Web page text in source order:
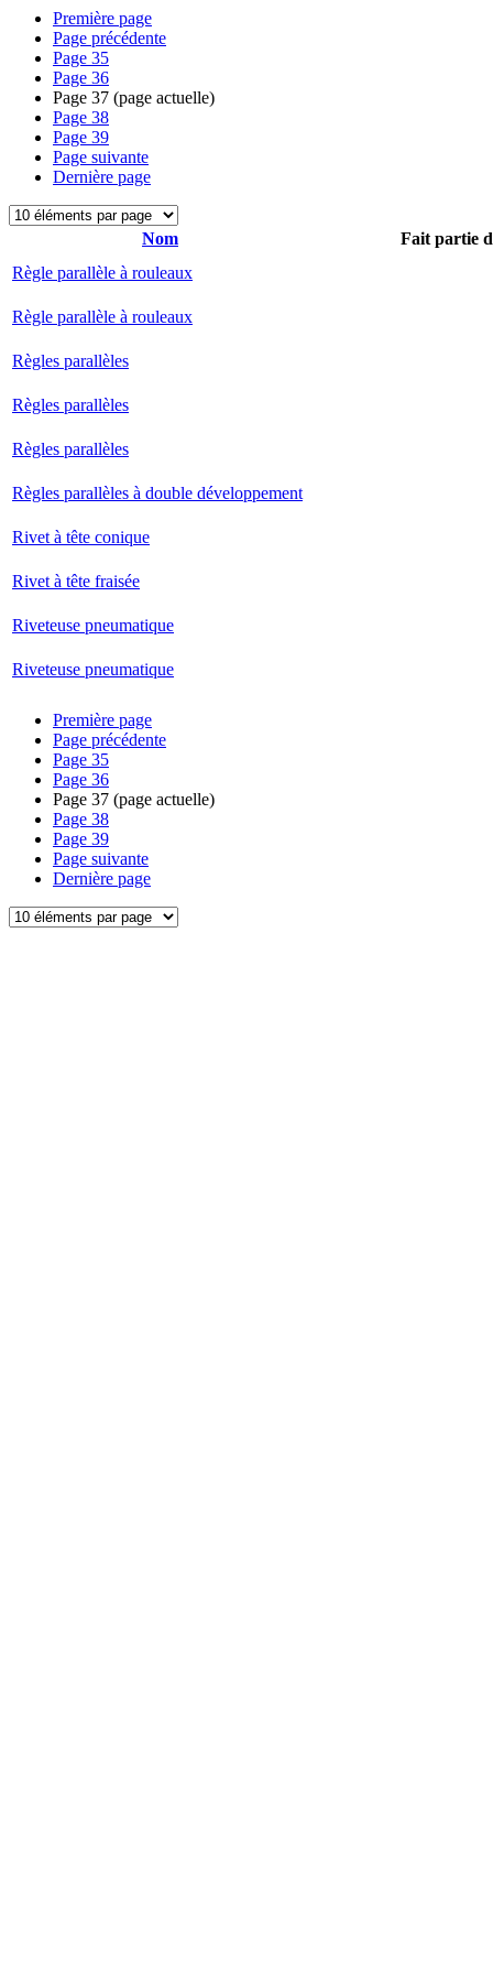
Première page
Page précédente
Page 35
Page 36
Page 37 (page actuelle)
Page 38
Page 39
Page suivante
Dernière page
Nom
Fait partie
Règle parallèle à rouleaux
Règle parallèle à rouleaux
Règles parallèles
Règles parallèles
Règles parallèles
Règles parallèles à double développement
Rivet à tête conique
Rivet à tête fraisée
Riveteuse pneumatique
Riveteuse pneumatique
Première page
Page précédente
Page 35
Page 36
Page 37 (page actuelle)
Page 38
Page 39
Page suivante
Dernière page